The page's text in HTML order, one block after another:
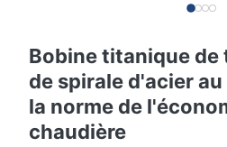
Bobine titanique de
de spirale d'acier
la norme de
chaudière